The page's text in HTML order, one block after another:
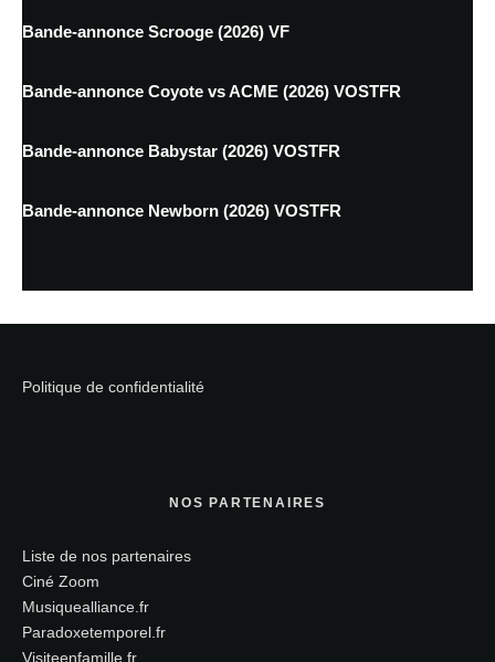
Bande-annonce Scrooge (2026) VF
Bande-annonce Coyote vs ACME (2026) VOSTFR
Bande-annonce Babystar (2026) VOSTFR
Bande-annonce Newborn (2026) VOSTFR
Politique de confidentialité
NOS PARTENAIRES
Liste de nos partenaires
Ciné Zoom
Musiquealliance.fr
Paradoxetemporel.fr
Visiteenfamille.fr